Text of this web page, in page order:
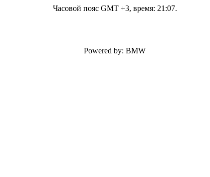
Часовой пояс GMT +3, время: 21:07.
Powered by: BMW